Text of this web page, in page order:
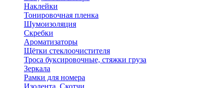
Наклейки
Тонировочная пленка
Шумоизоляция
Скребки
Ароматизаторы
Щётки стеклоочистителя
Троса буксировочные, стяжки груза
Зеркала
Рамки для номера
Изолента, Скотчи